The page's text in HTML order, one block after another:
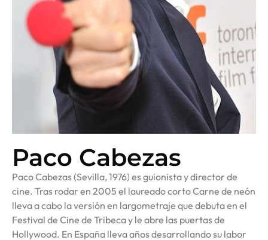
Paco Cabezas
Paco Cabezas (Sevilla, 1976) es guionista y director de
cine. Tras rodar en 2005 el laureado corto Carne de neón
lleva a cabo la versión en largometraje que debuta en el
Festival de Cine de Tribeca y le abre las puertas de
Hollywood. En España lleva años desarrollando su labor